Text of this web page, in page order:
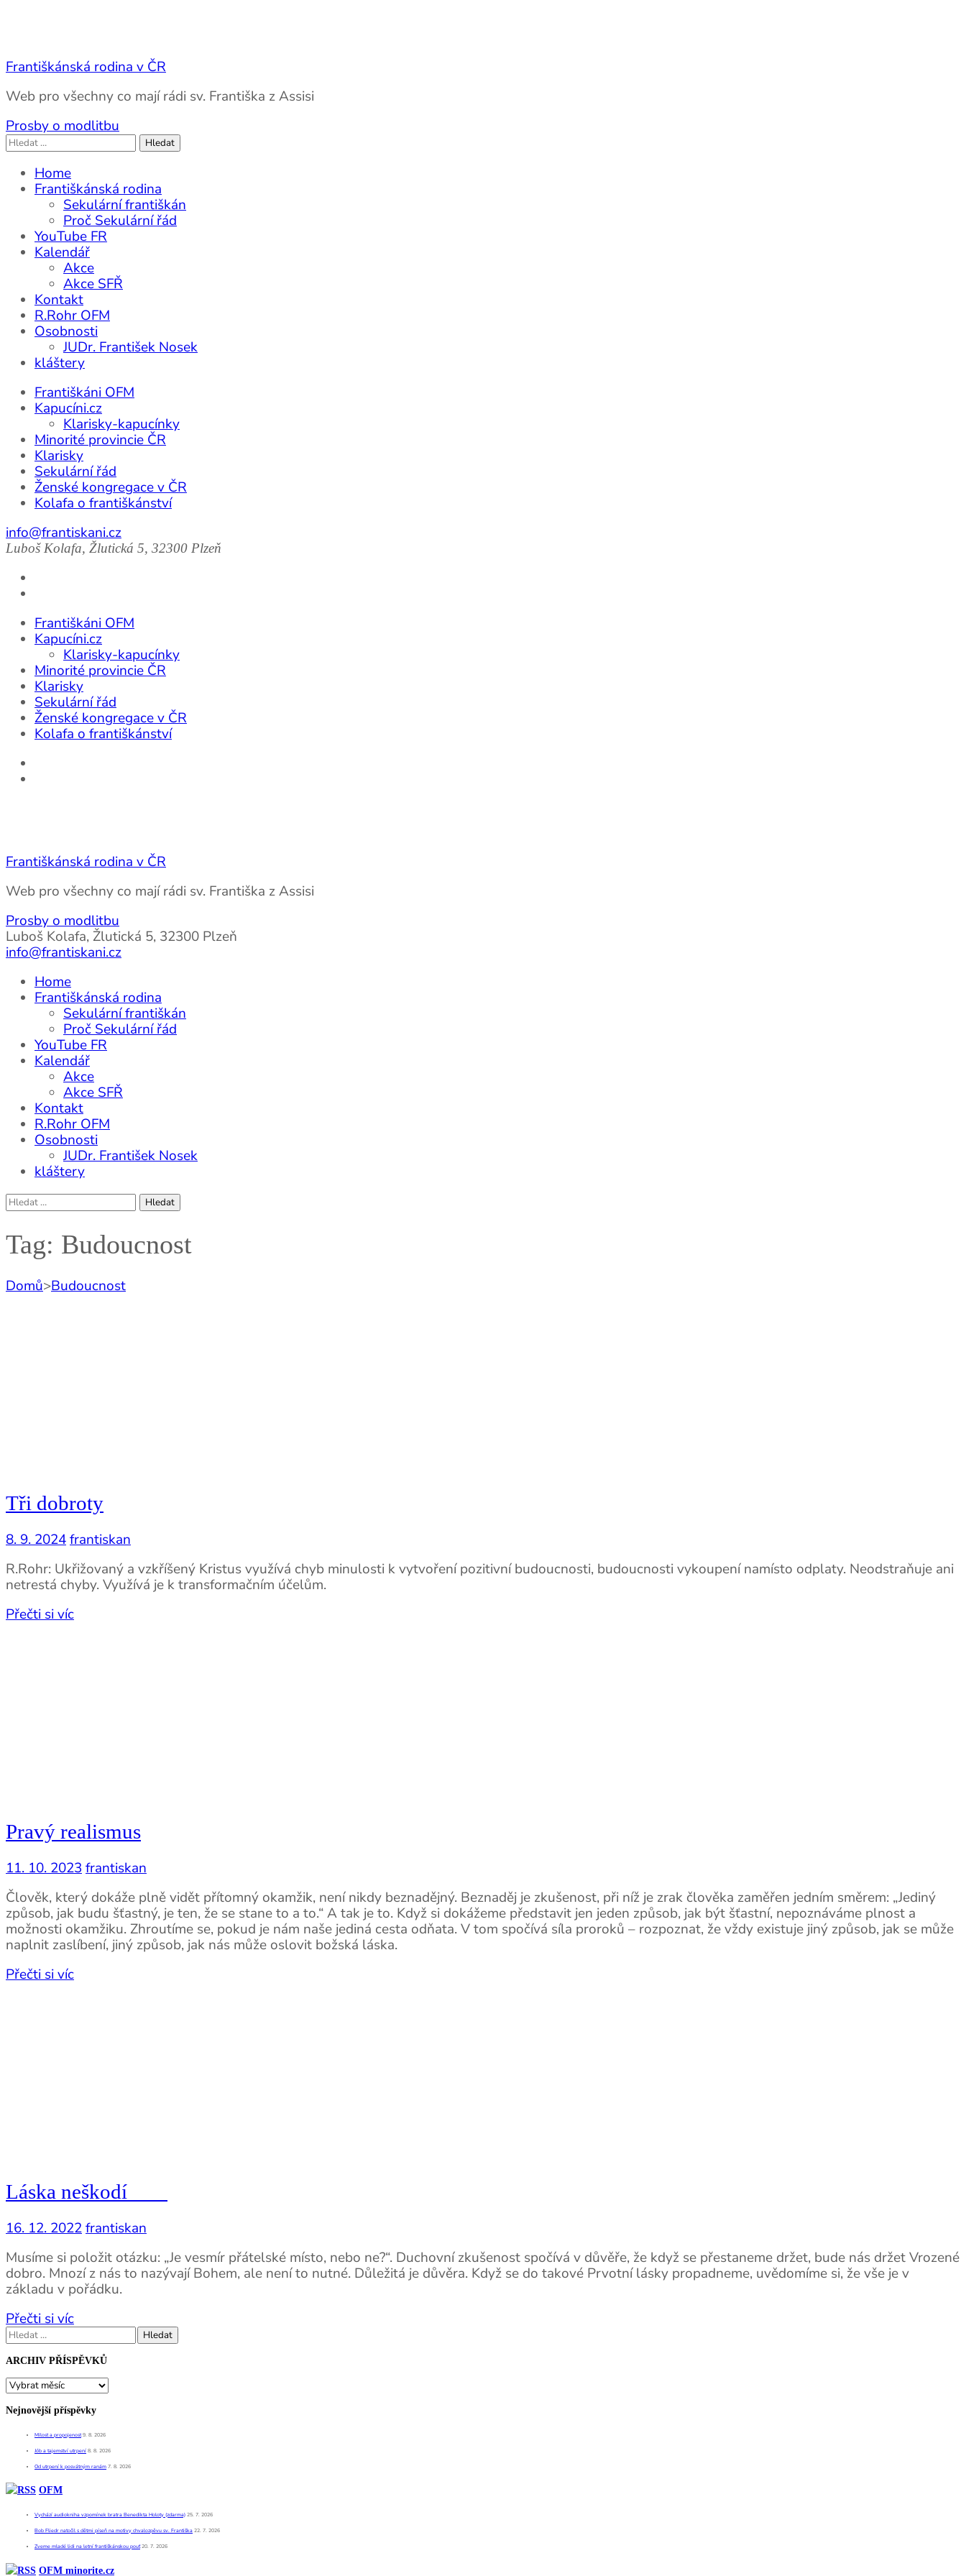
Františkánská rodina v ČR
Web pro všechny co mají rádi sv. Františka z Assisi
Prosby o modlitbu
Vyhledávání
Home
Františkánská rodina
Sekulární františkán
Proč Sekulární řád
YouTube FR
Kalendář
Akce
Akce SFŘ
Kontakt
R.Rohr OFM
Osobnosti
JUDr. František Nosek
kláštery
Františkáni OFM
Kapucíni.cz
Klarisky-kapucínky
Minorité provincie ČR
Klarisky
Sekulární řád
Ženské kongregace v ČR
Kolafa o františkánství
info@frantiskani.cz
Luboš Kolafa, Žlutická 5, 32300 Plzeň
Františkáni OFM
Kapucíni.cz
Klarisky-kapucínky
Minorité provincie ČR
Klarisky
Sekulární řád
Ženské kongregace v ČR
Kolafa o františkánství
Františkánská rodina v ČR
Web pro všechny co mají rádi sv. Františka z Assisi
Prosby o modlitbu
Luboš Kolafa, Žlutická 5, 32300 Plzeň
info@frantiskani.cz
Home
Františkánská rodina
Sekulární františkán
Proč Sekulární řád
YouTube FR
Kalendář
Akce
Akce SFŘ
Kontakt
R.Rohr OFM
Osobnosti
JUDr. František Nosek
kláštery
Vyhledávání
Tag: Budoucnost
Domů>Budoucnost
Tři dobroty
8. 9. 2024frantiskan
R.Rohr: Ukřižovaný a vzkříšený Kristus využívá chyb minulosti k vytvoření pozitivní budoucnosti, budoucnosti vykoupení namísto odplaty. Neodstraňuje ani
netrestá chyby. Využívá je k transformačním účelům.
Přečti si víc
Pravý realismus
11. 10. 2023 frantiskan
Člověk, který dokáže plně vidět přítomný okamžik, není nikdy beznadějný. Beznaděj je zkušenost, při níž je zrak člověka zaměřen jedním směrem: „Jediný
způsob, jak budu šťastný, je ten, že se stane to a to.“ A tak je to. Když si dokážeme představit jen jeden způsob, jak být šťastní, nepoznáváme plnost a
možnosti okamžiku. Zhroutíme se, pokud je nám naše jediná cesta odňata. V tom spočívá síla proroků – rozpoznat, že vždy existuje jiný způsob, jak se může
naplnit zaslíbení, jiný způsob, jak nás může oslovit božská láska.
Přečti si víc
Láska neškodí
16. 12. 2022frantiskan
Musíme si položit otázku: „Je vesmír přátelské místo, nebo ne?“. Duchovní zkušenost spočívá v důvěře, že když se přestaneme držet, bude nás držet Vrozené
dobro. Mnozí z nás to nazývají Bohem, ale není to nutné. Důležitá je důvěra. Když se do takové Prvotní lásky propadneme, uvědomíme si, že vše je v
základu v pořádku.
Přečti si víc
Vyhledávání
ARCHIV PŘÍSPĚVKŮ
ARCHIV
Nejnovější příspěvky
Milost a propojenost 9. 8. 2026
Jób a tajemství utrpení 8. 8. 2026
Od utrpení k posvátným ranám 7. 8. 2026
OFM
Vychází audiokniha vzpomínek bratra Benedikta Holoty (zdarma) 25. 7. 2026
Bob Fliedr natočil s dětmi píseň na motivy chvalozpěvu sv. Františka 22. 7. 2026
Zveme mladé lidi na letní františkánskou pouť 20. 7. 2026
OFM minorite.cz